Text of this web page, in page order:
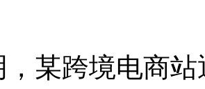
，某跨境电商